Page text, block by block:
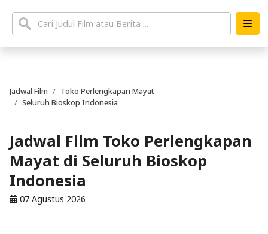
Jadwal Film
Toko Perlengkapan Mayat
Seluruh Bioskop Indonesia
Jadwal Film Toko Perlengkapan
Mayat di Seluruh Bioskop
Indonesia
07 Agustus 2026